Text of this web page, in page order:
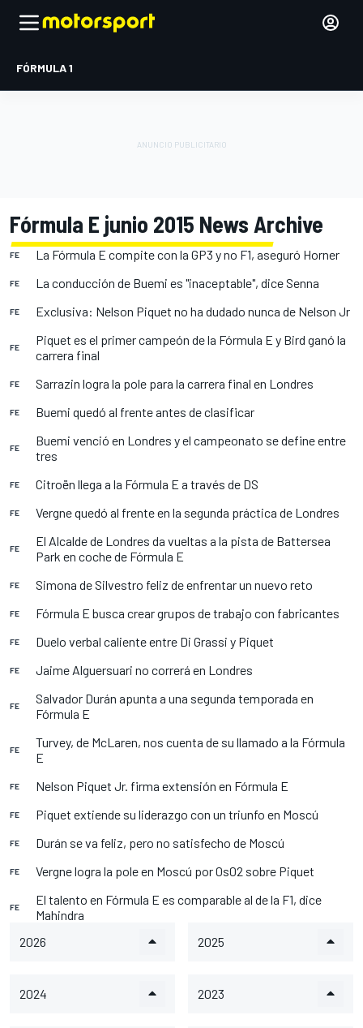
FÓRMULA 1
Fórmula E junio 2015 News Archive
FE La Fórmula E compite con la GP3 y no F1, aseguró Horner
FE La conducción de Buemi es "inaceptable", dice Senna
FE Exclusiva: Nelson Piquet no ha dudado nunca de Nelson Jr
FE
Piquet es el primer campeón de la Fórmula E y Bird ganó la
carrera final
FE Sarrazin logra la pole para la carrera final en Londres
FE Buemi quedó al frente antes de clasificar
FE
Buemi venció en Londres y el campeonato se define entre
tres
FE Citroën llega a la Fórmula E a través de DS
FE Vergne quedó al frente en la segunda práctica de Londres
FE
El Alcalde de Londres da vueltas a la pista de Battersea
Park en coche de Fórmula E
FE Simona de Silvestro feliz de enfrentar un nuevo reto
FE Fórmula E busca crear grupos de trabajo con fabricantes
FE Duelo verbal caliente entre Di Grassi y Piquet
FE Jaime Alguersuari no correrá en Londres
FE
Salvador Durán apunta a una segunda temporada en
Fórmula E
FE
Turvey, de McLaren, nos cuenta de su llamado a la Fórmula
E
FE Nelson Piquet Jr. firma extensión en Fórmula E
FE Piquet extiende su liderazgo con un triunfo en Moscú
FE Durán se va feliz, pero no satisfecho de Moscú
FE Vergne logra la pole en Moscú por 0s02 sobre Piquet
FE
El talento en Fórmula E es comparable al de la F1, dice
Mahindra
2026
2025
2024 2023